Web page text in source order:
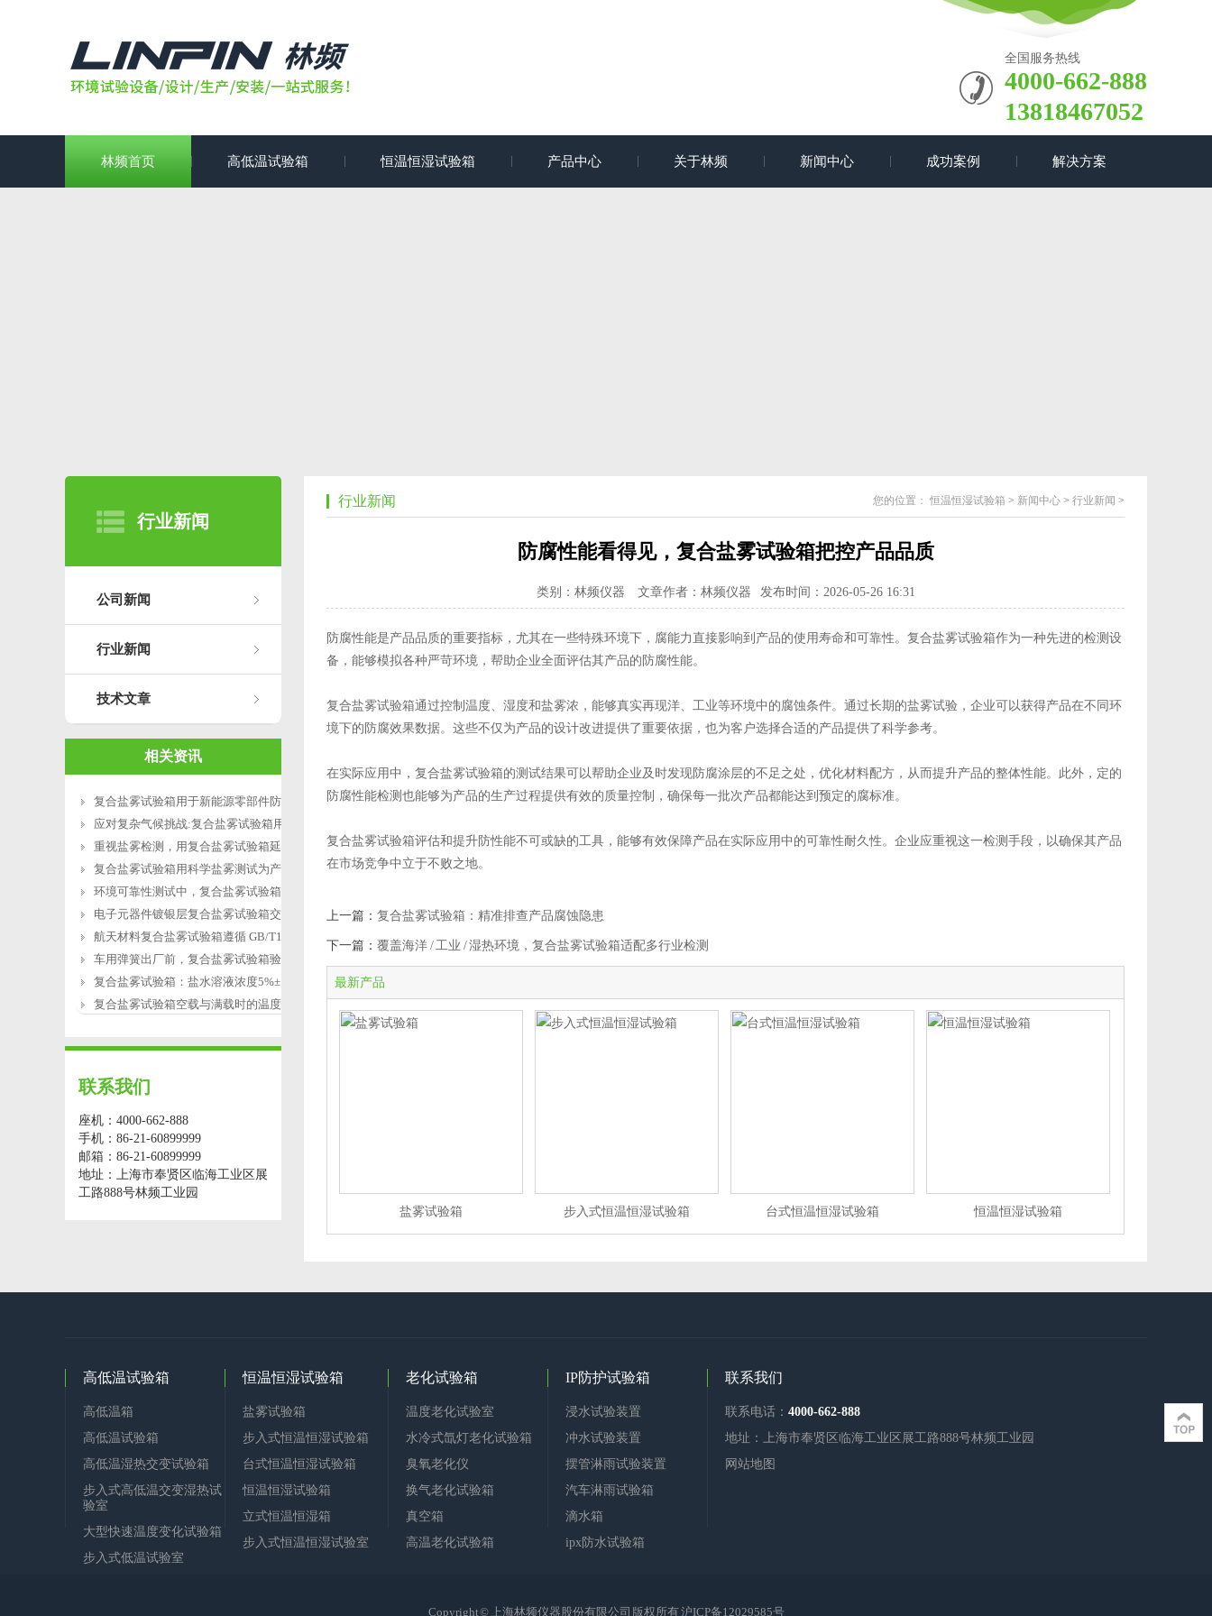
全国服务热线
4000-662-888
13818467052
林频首页 高低温试验箱 恒温恒湿试验箱 产品中心 关于林频 新闻中心 成功案例 解决方案
行业新闻
公司新闻
行业新闻
技术文章
相关资讯
复合盐雾试验箱用于新能源零部件防腐测
应对复杂气候挑战:复合盐雾试验箱用于涂
重视盐雾检测，用复合盐雾试验箱延长产
复合盐雾试验箱用科学盐雾测试为产品研
环境可靠性测试中，复合盐雾试验箱缺水
电子元器件镀银层复合盐雾试验箱交变盐
航天材料复合盐雾试验箱遵循 GB/T12967.3
车用弹簧出厂前，复合盐雾试验箱验证盐
复合盐雾试验箱：盐水溶液浓度5%±1%的配
复合盐雾试验箱空载与满载时的温度恢复
联系我们
座机：4000-662-888
手机：86-21-60899999
邮箱：86-21-60899999
地址：上海市奉贤区临海工业区展
工路888号林频工业园
行业新闻 您的位置： 恒温恒湿试验箱 > 新闻中心 > 行业新闻 >
防腐性能看得见，复合盐雾试验箱把控产品品质
类别：林频仪器 文章作者：林频仪器 发布时间：2026-05-26 16:31
防腐性能是产品品质的重要指标，尤其在一些特殊环境下，腐能力直接影响到产品的使用寿命和可靠性。复合盐雾试验箱作为一种先进的检测设
备，能够模拟各种严苛环境，帮助企业全面评估其产品的防腐性能。
复合盐雾试验箱通过控制温度、湿度和盐雾浓，能够真实再现洋、工业等环境中的腐蚀条件。通过长期的盐雾试验，企业可以获得产品在不同环
境下的防腐效果数据。这些不仅为产品的设计改进提供了重要依据，也为客户选择合适的产品提供了科学参考。
在实际应用中，复合盐雾试验箱的测试结果可以帮助企业及时发现防腐涂层的不足之处，优化材料配方，从而提升产品的整体性能。此外，定的
防腐性能检测也能够为产品的生产过程提供有效的质量控制，确保每一批次产品都能达到预定的腐标准。
复合盐雾试验箱评估和提升防性能不可或缺的工具，能够有效保障产品在实际应用中的可靠性耐久性。企业应重视这一检测手段，以确保其产品
在市场竞争中立于不败之地。
上一篇： 复合盐雾试验箱：精准排查产品腐蚀隐患
下一篇： 覆盖海洋 / 工业 / 湿热环境，复合盐雾试验箱适配多行业检测
最新产品
盐雾试验箱 步入式恒温恒湿试验箱 台式恒温恒湿试验箱 恒温恒湿试验箱
高低温试验箱
高低温箱
高低温试验箱
高低温湿热交变试验箱
步入式高低温交变湿热试
验室
大型快速温度变化试验箱
步入式低温试验室
恒温恒湿试验箱
盐雾试验箱
步入式恒温恒湿试验箱
台式恒温恒湿试验箱
恒温恒湿试验箱
立式恒温恒湿箱
步入式恒温恒湿试验室
老化试验箱
温度老化试验室
水冷式氙灯老化试验箱
臭氧老化仪
换气老化试验箱
真空箱
高温老化试验箱
IP防护试验箱
浸水试验装置
冲水试验装置
摆管淋雨试验装置
汽车淋雨试验箱
滴水箱
ipx防水试验箱
联系我们
联系电话： 4000-662-888
地址：上海市奉贤区临海工业区展工路888号林频工业园
网站地图
Copyright © 上海林频仪器股份有限公司 版权所有沪ICP备12029585号